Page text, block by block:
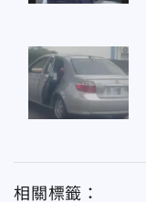
相關標籤：